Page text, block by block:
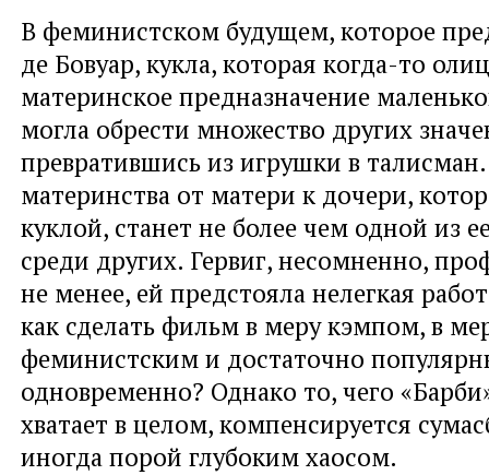
В феминистском будущем, которое
де Бовуар, кукла, которая когда-то
материнское предназначение
могла обрести множество других
превратившись из игрушки в
материнства от матери к дочери,
куклой, станет не более чем одной из
среди других. Гервиг, несомненно,
не менее, ей предстояла нелегкая
как сделать фильм в меру кэмпом, в
феминистским и достаточно
одновременно? Однако то, чего
хватает в целом, компенсируется
иногда порой глубоким хаосом.